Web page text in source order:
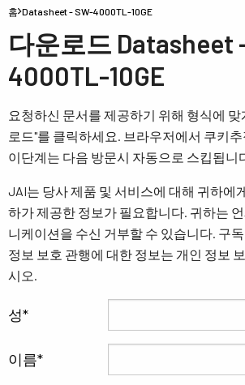
홈 Datasheet - SW-4000TL-10GE
다운로드 Datasheet
4000TL-10GE
요청하신 문서를 제공하기 위해 형식에
로드"를 클릭하세요. 브라우저에서 쿠키
이단계는 다음 방문시 자동으로 스킵됩니
JAI는 당사 제품 및 서비스에 대해 귀하에
하가 제공한 정보가 필요합니다. 귀하는
니케이션을 수신 거부할 수 있습니다. 구
정보 보호 관행에 대한 정보는 개인 정보
시오.
성
이름